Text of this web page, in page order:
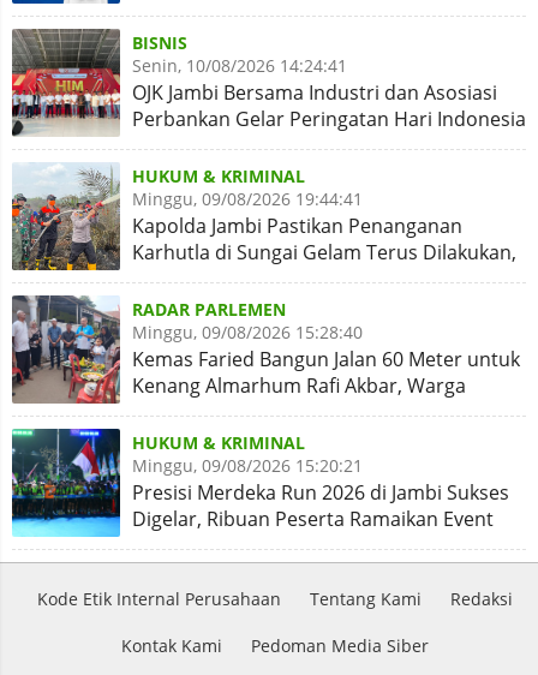
BISNIS
Senin, 10/08/2026 14:24:41
OJK Jambi Bersama Industri dan Asosiasi
Perbankan Gelar Peringatan Hari Indonesia
Menabung
HUKUM & KRIMINAL
Minggu, 09/08/2026 19:44:41
Kapolda Jambi Pastikan Penanganan
Karhutla di Sungai Gelam Terus Dilakukan,
Sinergi Diperkuat
RADAR PARLEMEN
Minggu, 09/08/2026 15:28:40
Kemas Faried Bangun Jalan 60 Meter untuk
Kenang Almarhum Rafi Akbar, Warga
Simpang Rimbo Syukuran
HUKUM & KRIMINAL
Minggu, 09/08/2026 15:20:21
Presisi Merdeka Run 2026 di Jambi Sukses
Digelar, Ribuan Peserta Ramaikan Event
Nasional
Kode Etik Internal Perusahaan Tentang Kami Redaksi
Kontak Kami Pedoman Media Siber